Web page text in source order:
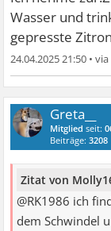
Wasser und
gepresste
24.04.2025 21:50 •
Greta__
Mitglied seit:
Beiträge:3208
Zitat von
@RK1986 ich
dem Schwindel